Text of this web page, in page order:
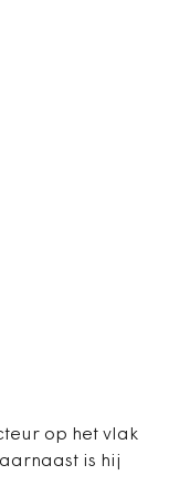
op het vlak
is hij